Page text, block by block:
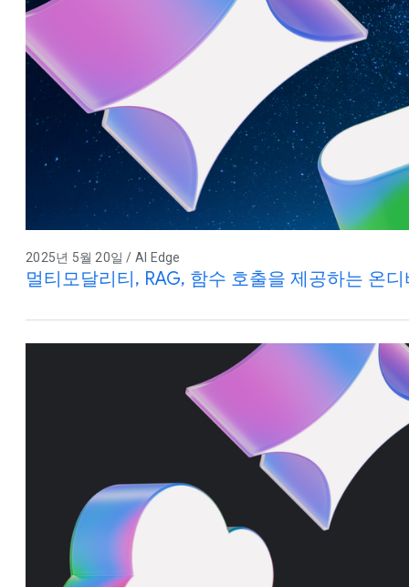
2025년 5월 20일 / AI Edge
멀티모달리티, RAG, 함수 호출을 제공하는 온